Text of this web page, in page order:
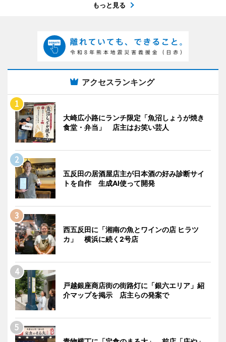
もっと見る
アクセスランキング
大崎広小路にランチ限定「魚沼しょうが焼き
食堂・弁当」 店主はお笑い芸人
五反田の居酒屋店主が日本酒の好み診断サイ
トを自作 生成AI使って開発
西五反田に「湘南の魚とワインの店 ヒラツ
カ」 横浜に続く2号店
戸越銀座商店街の街路灯に「銀六エリア」紹
介マップを掲示 店主らの発案で